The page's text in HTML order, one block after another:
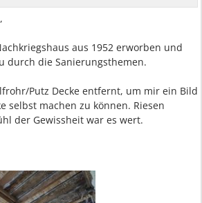
aus 1952 erworben und
durch die Sanierungsthemen.
Putz Decke entfernt, um mir ein Bild
selbst machen zu können. Riesen
der Gewissheit war es wert.